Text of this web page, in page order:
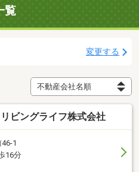
覧
変更する
ビングライフ株式会社
1
16分